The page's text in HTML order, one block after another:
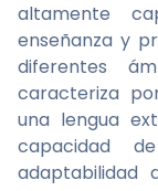
altamente
enseñanza y
diferentes
caracteriza
una lengua
capacidad
adaptabilidad